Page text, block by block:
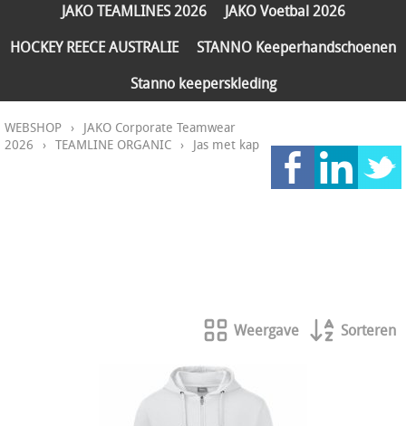
JAKO Running 2026
JAKO TEAMLINES 2026
PARTNERS
Klantengroepen
CONTACT
JAKO TEAMLINES 2026
JAKO Voetbal 2026
HOCKEY REECE AUSTRALIE
STANNO Keeperhandschoenen
Stanno keeperskleding
WEBSHOP › JAKO Corporate Teamwear
2026 › TEAMLINE ORGANIC › Jas met kap
Weergave Sorteren